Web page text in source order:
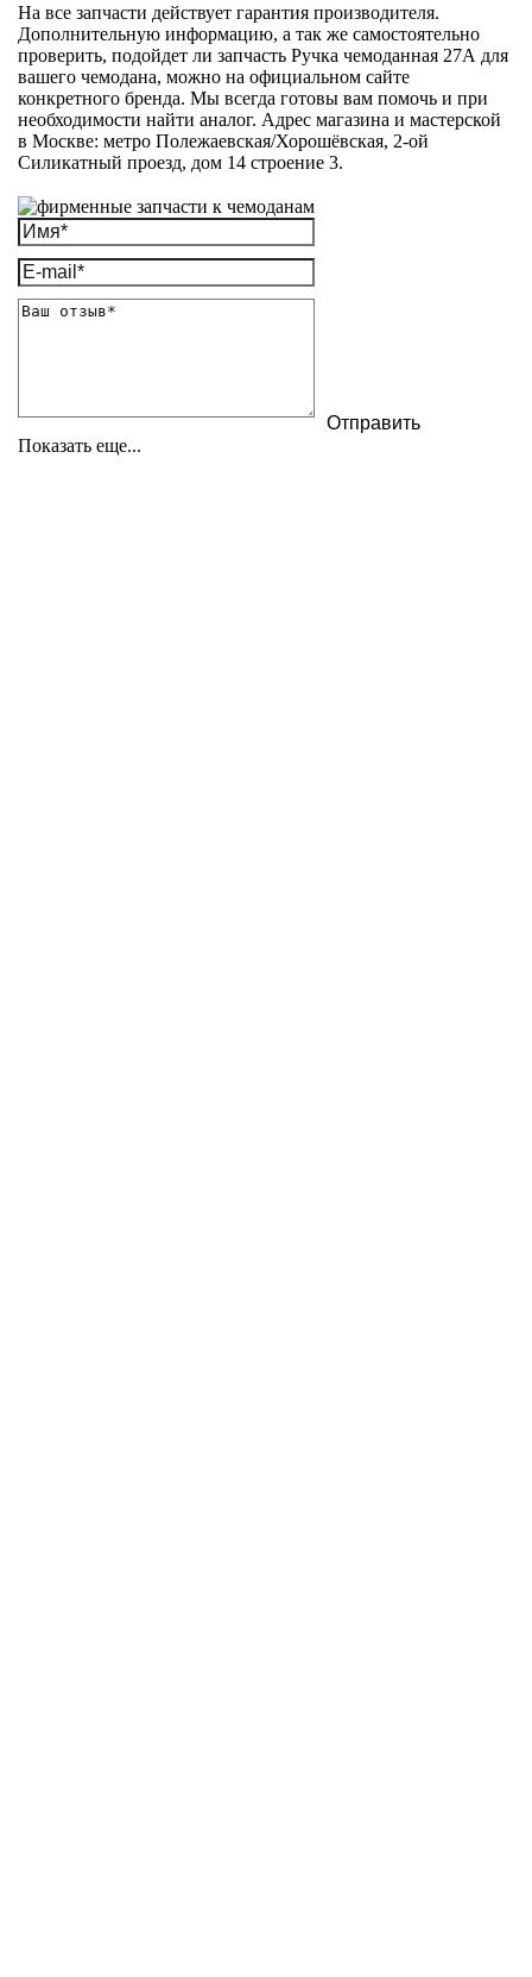
На все запчасти действует гарантия производителя.
Дополнительную информацию, а так же самостоятельно
проверить, подойдет ли запчасть Ручка чемоданная 27А для
вашего чемодана, можно на официальном сайте
конкретного бренда. Мы всегда готовы вам помочь и при
необходимости найти аналог. Адрес магазина и мастерской
в Москве: метро Полежаевская/Хорошёвская, 2-ой
Силикатный проезд, дом 14 строение 3.
Показать еще...